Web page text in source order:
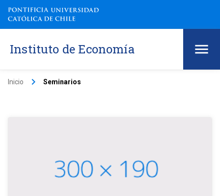
Instituto de Economía
Inicio keyboard_arrow_right Seminarios